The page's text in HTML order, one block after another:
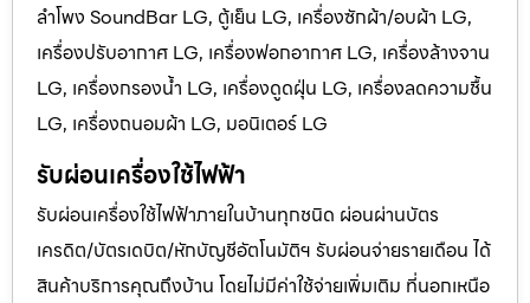
ลำโพง SoundBar LG, ตู้เย็น LG, เครื่องซักผ้า/อบผ้า LG,
เครื่องปรับอากาศ LG, เครื่องฟอกอากาศ LG, เครื่องล้างจาน
LG, เครื่องกรองน้ำ LG, เครื่องดูดฝุ่น LG, เครื่องลดความชื้น
LG, เครื่องถนอมผ้า LG, มอนิเตอร์ LG
รับผ่อนเครื่องใช้ไฟฟ้า
รับผ่อนเครื่องใช้ไฟฟ้าภายในบ้านทุกชนิด ผ่อนผ่านบัตร
เครดิต/บัตรเดบิต/หักบัญชีอัตโนมัติฯ รับผ่อนจ่ายรายเดือน ได้
สินค้าบริการคุณถึงบ้าน โดยไม่มีค่าใช้จ่ายเพิ่มเติม ที่นอกเหนือ